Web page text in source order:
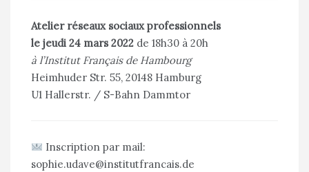
Atelier réseaux sociaux professionnels
le jeudi 24 mars 2022 de 18h30 à 20h
à l’Institut Français de Hambourg
Heimhuder Str. 55, 20148 Hamburg
U1 Hallerstr. / S-Bahn Dammtor
Inscription par mail:
sophie.udave@institutfrancais.de